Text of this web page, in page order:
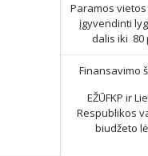
Paramos
įgyvendinti
dalis iki 80
Finansavimo
EŽŪFKP ir
Respublikos
biudžeto